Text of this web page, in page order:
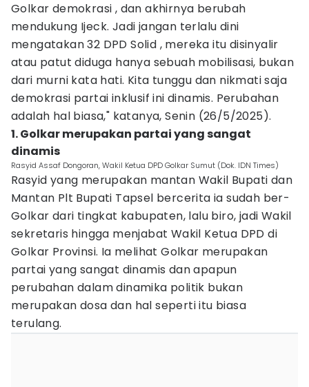
Golkar demokrasi , dan akhirnya berubah
mendukung Ijeck. Jadi jangan terlalu dini
mengatakan 32 DPD Solid , mereka itu disinyalir
atau patut diduga hanya sebuah mobilisasi, bukan
dari murni kata hati. Kita tunggu dan nikmati saja
demokrasi partai inklusif ini dinamis. Perubahan
adalah hal biasa," katanya, Senin (26/5/2025).
1. Golkar merupakan partai yang sangat
dinamis
Rasyid Assaf Dongoran, Wakil Ketua DPD Golkar Sumut (Dok. IDN Times)
Rasyid yang merupakan mantan Wakil Bupati dan
Mantan Plt Bupati Tapsel bercerita ia sudah ber-
Golkar dari tingkat kabupaten, lalu biro, jadi Wakil
sekretaris hingga menjabat Wakil Ketua DPD di
Golkar Provinsi. Ia melihat Golkar merupakan
partai yang sangat dinamis dan apapun
perubahan dalam dinamika politik bukan
merupakan dosa dan hal seperti itu biasa
terulang.